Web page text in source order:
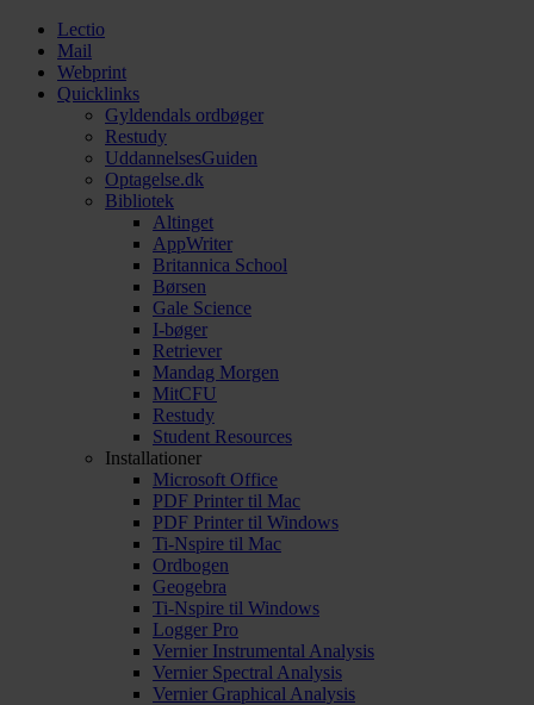
Lectio
Mail
Webprint
Quicklinks
Gyldendals ordbøger
Restudy
UddannelsesGuiden
Optagelse.dk
Bibliotek
Altinget
AppWriter
Britannica School
Børsen
Gale Science
I-bøger
Retriever
Mandag Morgen
MitCFU
Restudy
Student Resources
Installationer
Microsoft Office
PDF Printer til Mac
PDF Printer til Windows
Ti-Nspire til Mac
Ordbogen
Geogebra
Ti-Nspire til Windows
Logger Pro
Vernier Instrumental Analysis
Vernier Spectral Analysis
Vernier Graphical Analysis